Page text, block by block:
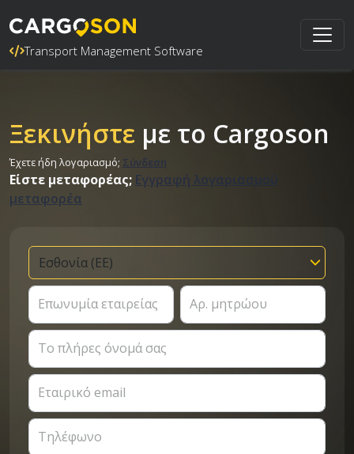
Transport Management Software
Ξεκινήστε με το Cargoson
Έχετε ήδη λογαριασμό; Σύνδεση
Είστε μεταφορέας; Εγγραφή λογαριασμού
μεταφορέα
Επωνυμία εταιρείας Αρ. μητρώου
Το πλήρες όνομά σας
Εταιρικό email
Τηλέφωνο